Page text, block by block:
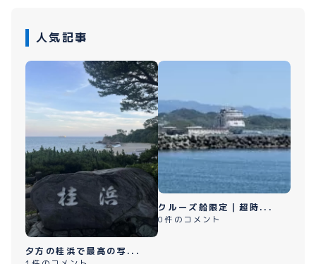
メールで予約
WEBで予約
人気記事
夕方の桂浜で最高の写...
クルーズ船限定｜超時...
0件のコメント